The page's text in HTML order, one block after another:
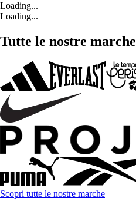
Loading...
Loading...
Tutte le nostre marche
Scopri tutte le nostre marche